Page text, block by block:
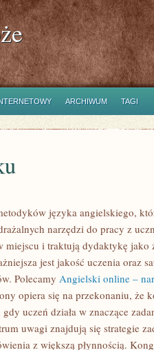
ARCHIWUM TAGI
języka angielskiego,
narzędzi do pracy z
miejscu i traktują dydaktykę jako
jest jakość uczenia oraz
Polecamy Angielski online –
opiera się na przekonaniu, że
uczeń działa w znaczące
uwagi znajdują się strategie
z większą płynnością.